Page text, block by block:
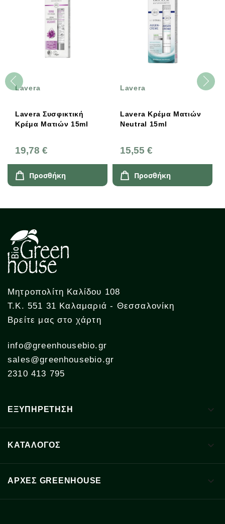
Lavera
Lavera Συσφικτική
Κρέμα Ματιών 15ml
19,78 €
Προσθήκη
Lavera
Lavera Κρέμα Ματιών
Neutral 15ml
15,55 €
Προσθήκη
Μητροπολίτη Καλίδου 108
Τ.Κ. 551 31 Καλαμαριά - Θεσσαλονίκη
Βρείτε μας στο χάρτη
info@greenhousebio.gr
sales@greenhousebio.gr
2310 413 795
ΕΞΥΠΗΡΕΤΗΣΗ 
ΚΑΤΑΛΟΓΟΣ 
ΑΡΧΈΣ GREENHOUSE 